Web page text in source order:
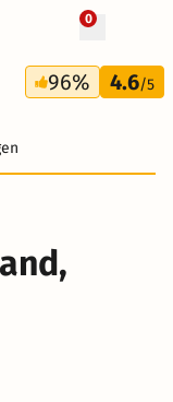
0
6 Tage
328 €
+ 18 Fotos
96% 4.6/5